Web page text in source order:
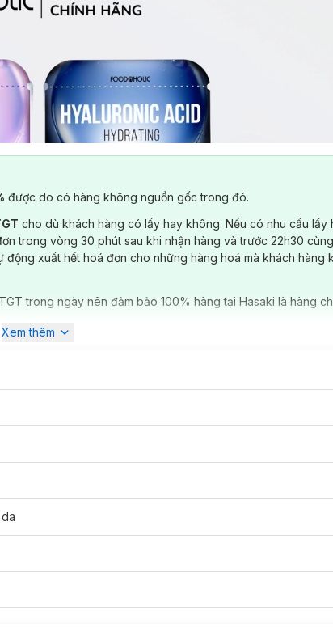
được do có hàng không nguồn gốc trong đó.
cho dù khách hàng có lấy hay không. Nếu có nhu cầu lấy
trong vòng 30 phút sau khi nhận hàng và trước 22h30
xuất hết hoá đơn cho những hàng hoá mà khách hàng
trong ngày nên đảm bảo 100% hàng tại Hasaki là hàng
Xem thêm